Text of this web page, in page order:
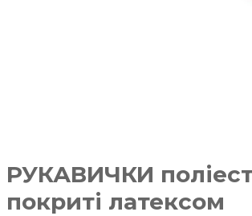
РУКАВИЧКИ
покриті латексом